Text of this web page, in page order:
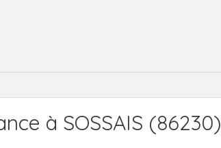
à SOSSAIS (86230)